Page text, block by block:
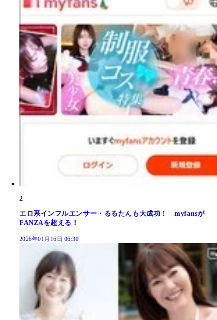
2
エロ系インフルエンサー・るるたんも大成功！ myfansが
FANZAを超える！
2026年01月16日 06:30